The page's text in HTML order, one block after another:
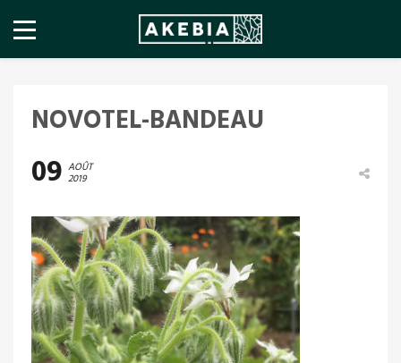
NOVOTEL-BANDEAU
09 AOÛT
2019